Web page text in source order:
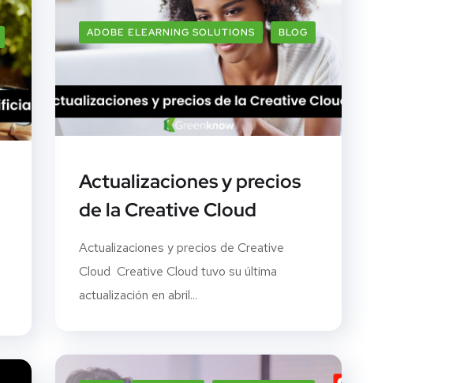
ADOBE ELEARNING SOLUTIONS BLOG
Actualizaciones y precios
de la Creative Cloud
Actualizaciones y precios de Creative
Cloud Creative Cloud tuvo su última
actualización en abril...